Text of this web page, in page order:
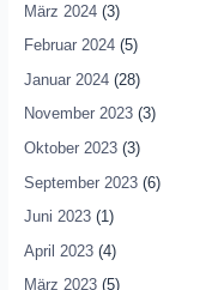
März 2024(3)
Februar 2024(5)
Januar 2024(28)
November 2023(3)
Oktober 2023(3)
September 2023(6)
Juni 2023(1)
April 2023(4)
März 2023(5)